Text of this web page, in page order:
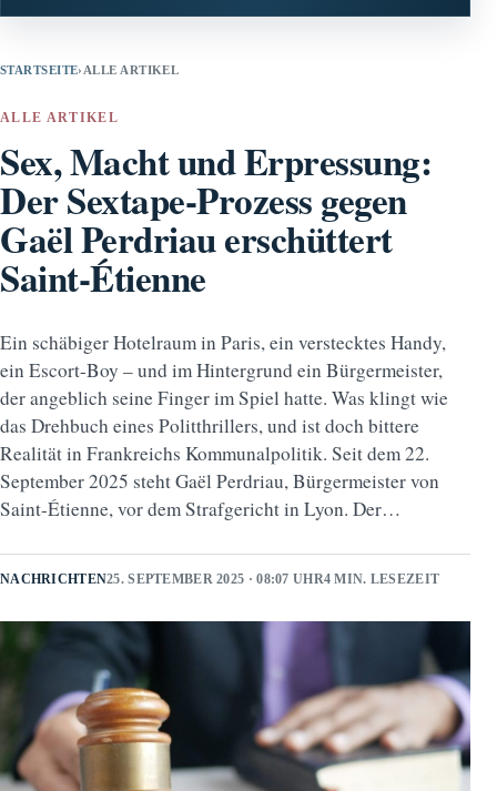
STARTSEITE› ALLE ARTIKEL
ALLE ARTIKEL
Sex, Macht und Erpressung:
Der Sextape-Prozess gegen
Gaël Perdriau erschüttert
Saint-Étienne
Ein schäbiger Hotelraum in Paris, ein verstecktes Handy,
ein Escort-Boy – und im Hintergrund ein Bürgermeister,
der angeblich seine Finger im Spiel hatte. Was klingt wie
das Drehbuch eines Politthrillers, und ist doch bittere
Realität in Frankreichs Kommunalpolitik. Seit dem 22.
September 2025 steht Gaël Perdriau, Bürgermeister von
Saint-Étienne, vor dem Strafgericht in Lyon. Der…
NACHRICHTEN25. SEPTEMBER 2025 · 08:07 UHR4 MIN. LESEZEIT